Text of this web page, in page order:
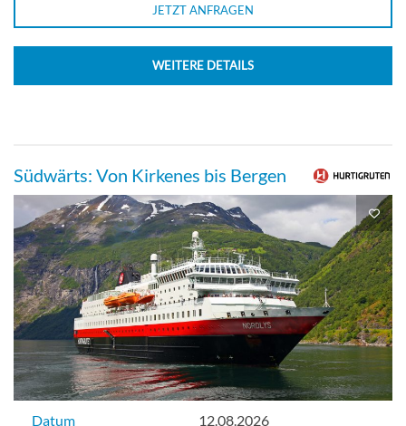
JETZT ANFRAGEN
WEITERE DETAILS
Südwärts: Von Kirkenes bis Bergen
Datum
12.08.2026